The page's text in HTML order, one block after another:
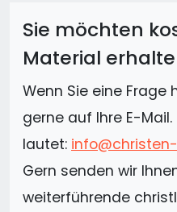
Sie möchten
Material
Wenn Sie eine Frage
gerne auf Ihre E-
lautet:
Gern senden wir
weiterführende